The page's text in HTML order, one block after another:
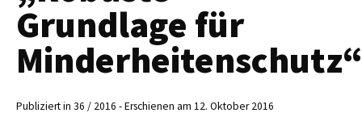
Grundlage für
Minderheitenschutz“
Publiziert in 36 / 2016 - Erschienen am 12. Oktober 2016